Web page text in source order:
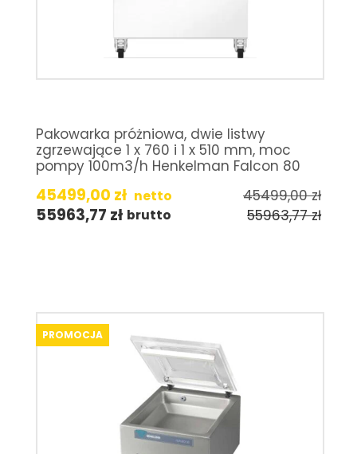
Pakowarka próżniowa, dwie listwy
zgrzewające 1 x 760 i 1 x 510 mm, moc
pompy 100m3/h Henkelman Falcon 80
45499,00 zł netto 45499,00zł
55963,77 zł brutto 55963,77zł
PROMOCJA